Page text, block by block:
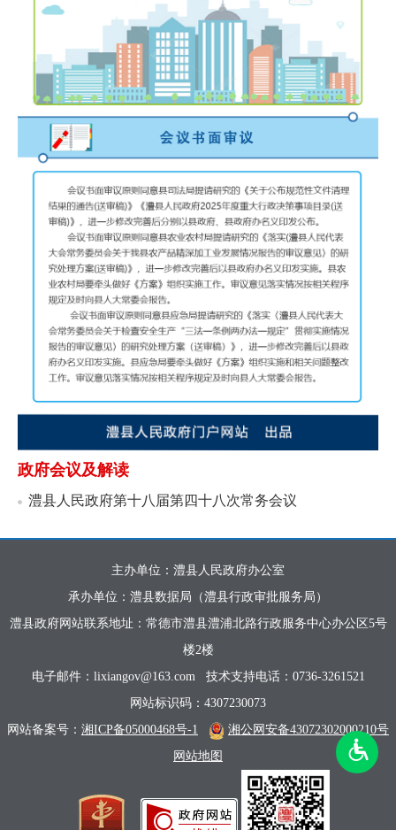
政府会议及解读
澧县人民政府第十八届第四十八次常务会议
主办单位：澧县人民政府办公室
承办单位：澧县数据局（澧县行政审批服务局）
澧县政府网站联系地址：常德市澧县澧浦北路行政服务中心办公区5号
楼2楼
电子邮件：lixiangov@163.com
技术支持电话：0736-3261521
网站标识码：4307230073
网站备案号： 湘ICP备05000468号-1
湘公网安备43072302000210号
网站地图